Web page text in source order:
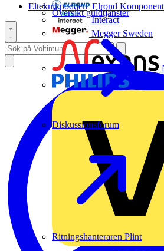
Elrond Komponent
Interact
Megger Sweden
Översikt guldtjänster
Diskussionsforum
Ritningshanteraren Plint
Elteknikpodden